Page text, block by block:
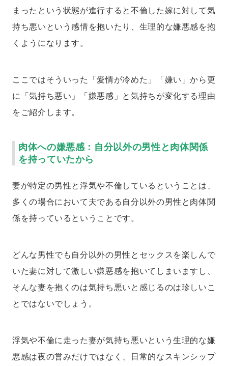
まったという状態が進行すると不倫した嫁に対して気
持ち悪いという感情を抱いたり、生理的な嫌悪感を抱
くようになります。
ここではそういった「愛情が冷めた」「嫌い」から更
に「気持ち悪い」「嫌悪感」と気持ちが変化する理由
をご紹介します。
肉体への嫌悪感：自分以外の男性と肉体関係
を持っていたから
妻が特定の男性と浮気や不倫しているということは、
多くの場合において夫である自分以外の男性と肉体関
係を持っているということです。
どんな男性でも自分以外の男性とセックスを楽しんで
いた妻に対して激しい嫌悪感を抱いてしまいますし、
そんな妻を抱くのは気持ち悪いと感じるのは珍しいこ
とではないでしょう。
浮気や不倫に走った妻が気持ち悪いという生理的な嫌
悪感は夜の営みだけではなく、日常的なスキンシップ